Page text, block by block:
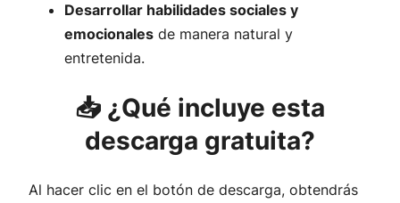
Desarrollar habilidades sociales y
emocionales de manera natural y
entretenida.
📥 ¿Qué incluye esta
descarga gratuita?
Al hacer clic en el botón de descarga, obtendrás